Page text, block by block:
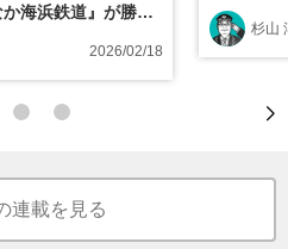
海浜鉄道』が勝ち
2026/02/18
杉山
連載を見る